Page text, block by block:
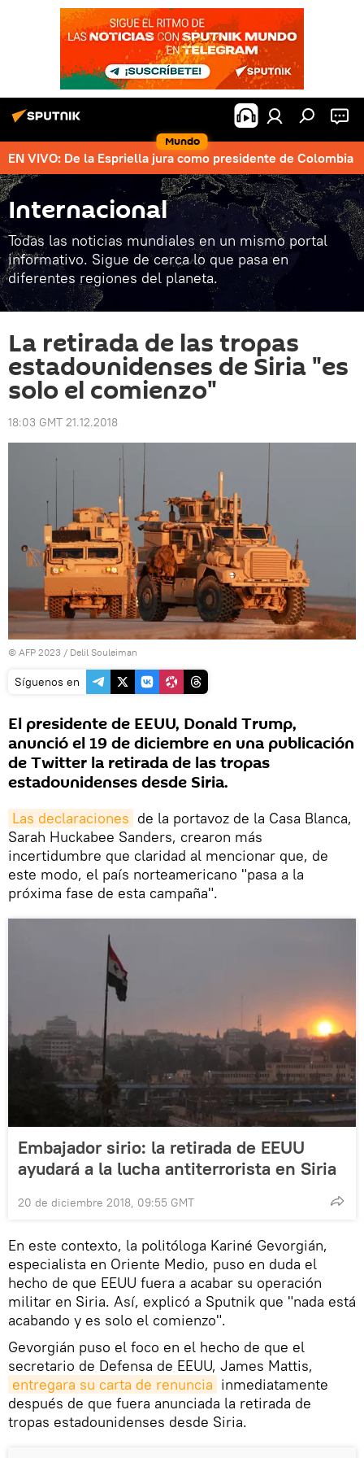
Mundo
EN VIVO: De la Espriella jura como presidente de Colombia
Internacional
Todas las noticias mundiales en un mismo portal
informativo. Sigue de cerca lo que pasa en
diferentes regiones del planeta.
La retirada de las tropas
estadounidenses de Siria "es
solo el comienzo"
18:03 GMT 21.12.2018
© AFP 2023 / Delil Souleiman
Síguenos en
El presidente de EEUU, Donald Trump,
anunció el 19 de diciembre en una publicación
de Twitter la retirada de las tropas
estadounidenses desde Siria.
Las declaraciones de la portavoz de la Casa Blanca,
Sarah Huckabee Sanders, crearon más
incertidumbre que claridad al mencionar que, de
este modo, el país norteamericano "pasa a la
próxima fase de esta campaña".
Embajador sirio: la retirada de EEUU
ayudará a la lucha antiterrorista en Siria
20 de diciembre 2018, 09:55 GMT
En este contexto, la politóloga Kariné Gevorgián,
especialista en Oriente Medio, puso en duda el
hecho de que EEUU fuera a acabar su operación
militar en Siria. Así, explicó a Sputnik que "nada está
acabando y es solo el comienzo".
Gevorgián puso el foco en el hecho de que el
secretario de Defensa de EEUU, James Mattis,
entregara su carta de renuncia inmediatamente
después de que fuera anunciada la retirada de
tropas estadounidenses desde Siria.